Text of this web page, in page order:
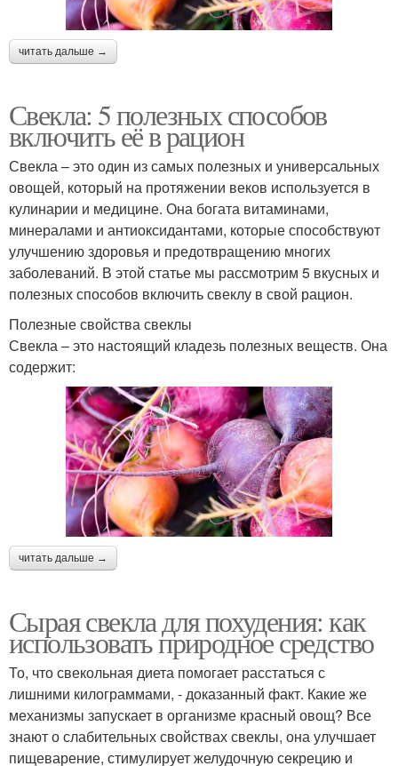
читать дальше →
Свекла: 5 полезных способов
включить её в рацион
Свекла – это один из самых полезных и универсальных
овощей, который на протяжении веков используется в
кулинарии и медицине. Она богата витаминами,
минералами и антиоксидантами, которые способствуют
улучшению здоровья и предотвращению многих
заболеваний. В этой статье мы рассмотрим 5 вкусных и
полезных способов включить свеклу в свой рацион.
Полезные свойства свеклы
Свекла – это настоящий кладезь полезных веществ. Она
содержит:
читать дальше →
Сырая свекла для похудения: как
использовать природное средство
То, что свекольная диета помогает расстаться с
лишними килограммами, - доказанный факт. Какие же
механизмы запускает в организме красный овощ? Все
знают о слабительных свойствах свеклы, она улучшает
пищеварение, стимулирует желудочную секрецию и